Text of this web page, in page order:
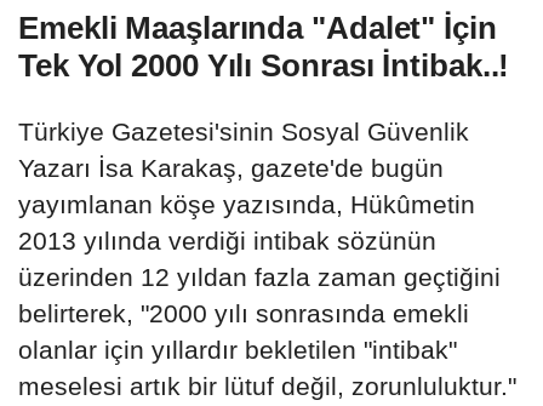
Emekli Maaşlarında "Adalet" İçin
Tek Yol 2000 Yılı Sonrası İntibak..!
Türkiye Gazetesi'sinin Sosyal Güvenlik
Yazarı İsa Karakaş, gazete'de bugün
yayımlanan köşe yazısında, Hükûmetin
2013 yılında verdiği intibak sözünün
üzerinden 12 yıldan fazla zaman geçtiğini
belirterek, "2000 yılı sonrasında emekli
olanlar için yıllardır bekletilen "intibak"
meselesi artık bir lütuf değil, zorunluluktur."